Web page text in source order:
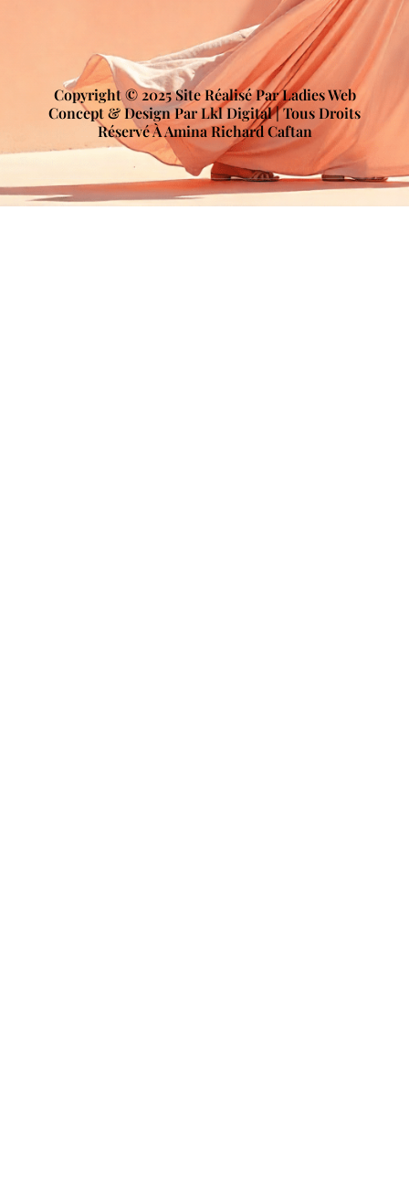
Copyright © 2025 Site Réalisé Par Ladies Web
Concept & Design Par Lkl Digital | Tous Droits
Réservé À Amina Richard Caftan